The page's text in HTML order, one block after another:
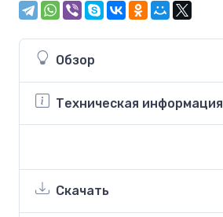
Обзор
Техническая информация
Скачать